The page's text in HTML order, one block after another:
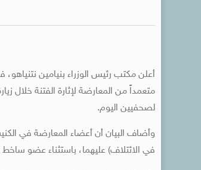
أعلن مكتب رئيس الوزراء بنيامين
متعمداً من المعارضة لإثارة الفتنة خلال
لصحفيين اليوم.
وأضاف البيان أن أعضاء المعارضة في
في الائتلاف) عليهما، باستثناء عضو